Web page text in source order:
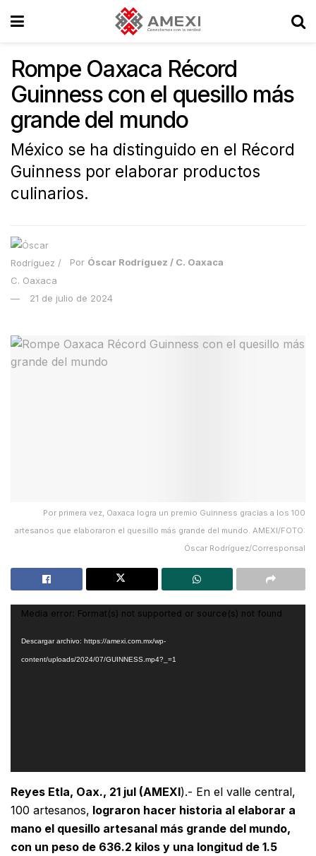
Rompe Oaxaca Récord
Guinness con el quesillo más
grande del mundo
México se ha distinguido en el Récord
Guinness por elaborar productos
culinarios.
Por Óscar Rodríguez / C. Oaxaca
21 de julio de 2024
Por primera vez, Oaxaca logra un premio Guinness gracias a los 100
artesanos que elaboraron el quesillo más grande del mundo. AMEXI/FOTO:
Óscar Rodríguez/Corresponsal
Reproductor
Media error: Format(s) not supported or source(s) not found
Descargar archivo: https://amexi.com.mx/wp-
content/uploads/2024/07/GUINNESS.mp4?_=1
Reyes Etla, Oax., 21 jul (AMEXI).- En el valle central,
100 artesanos, lograron hacer historia al elaborar a
mano el quesillo artesanal más grande del mundo,
con un peso de 636.2 kilos y una longitud de 1.5